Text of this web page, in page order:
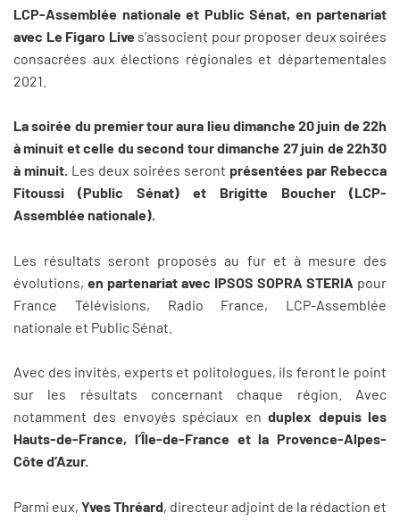
LCP-Assemblée nationale et Public Sénat, en partenariat
avec Le Figaro Live s’associent pour proposer deux soirées
consacrées aux élections régionales et départementales
2021.
La soirée du premier tour aura lieu dimanche 20 juin de 22h
à minuit et celle du second tour dimanche 27 juin de 22h30
à minuit. Les deux soirées seront présentées par Rebecca
Fitoussi (Public Sénat) et Brigitte Boucher (LCP-
Assemblée nationale).
Les résultats seront proposés au fur et à mesure des
évolutions, en partenariat avec IPSOS SOPRA STERIA pour
France Télévisions, Radio France, LCP-Assemblée
nationale et Public Sénat.
Avec des invités, experts et politologues, ils feront le point
sur les résultats concernant chaque région. Avec
notamment des envoyés spéciaux enduplex depuis les
Hauts-de-France, l’Île-de-France et la Provence-Alpes-
Côte d’Azur.
Parmi eux, Yves Thréard, directeur adjoint de la rédaction et